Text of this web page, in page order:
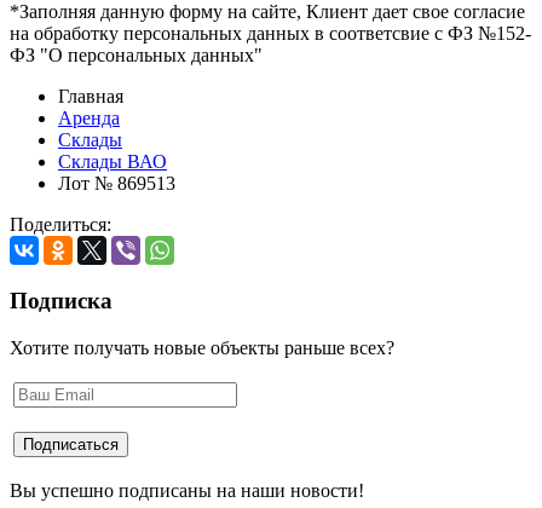
*Заполняя данную форму на сайте, Клиент дает свое согласие
на обработку персональных данных в соответсвие с ФЗ №152-
ФЗ "О персональных данных"
Главная
Аренда
Склады
Склады ВАО
Лот № 869513
Поделиться:
Подписка
Хотите получать новые объекты раньше всех?
Вы успешно подписаны на наши новости!